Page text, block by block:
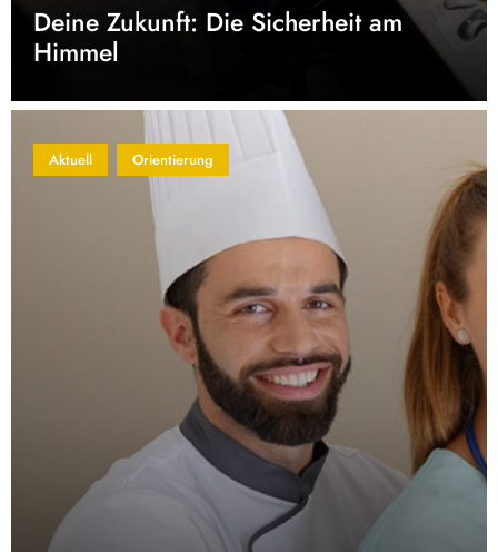
Deine Zukunft: Die Sicherheit am
Himmel
Aktuell Orientierung